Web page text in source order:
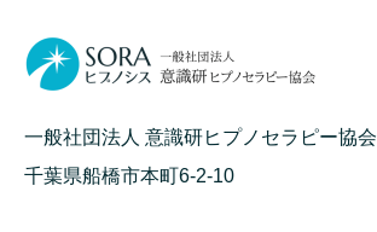
一般社団法人 意識研ヒプノセラピー協会
千葉県船橋市本町6-2-10